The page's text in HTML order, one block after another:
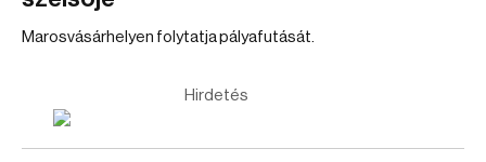
Marosvásárhelyen folytatja pályafutását.
Hirdetés